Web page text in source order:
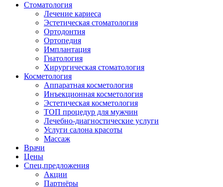
Стоматология
Лечение кариеса
Эстетическая стоматология
Ортодонтия
Ортопедия
Имплантация
Гнатология
Хирургическая стоматология
Косметология
Аппаратная косметология
Инъекционная косметология
Эстетическая косметология
ТОП процедур для мужчин
Лечебно-диагностические услуги
Услуги салона красоты
Массаж
Врачи
Цены
Спец.предложения
Акции
Партнёры